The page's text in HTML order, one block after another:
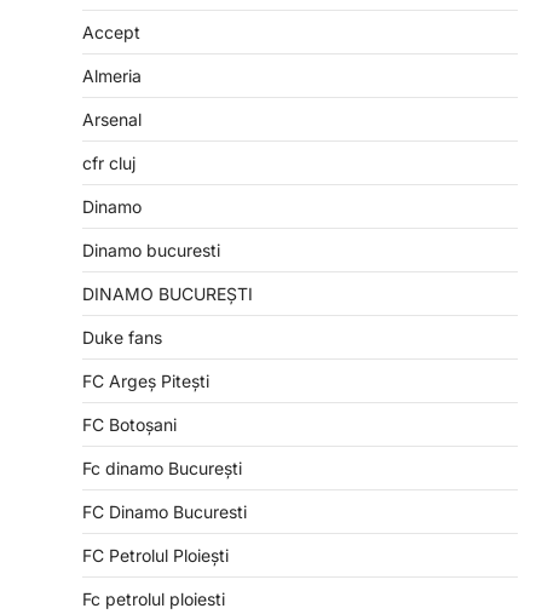
Accept
Almeria
Arsenal
cfr cluj
Dinamo
Dinamo bucuresti
DINAMO BUCUREȘTI
Duke fans
FC Argeș Pitești
FC Botoșani
Fc dinamo București
FC Dinamo Bucuresti
FC Petrolul Ploiești
Fc petrolul ploiesti